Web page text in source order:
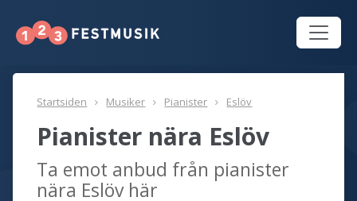
Startsiden Musiker Pianister Eslöv
Pianister nära Eslöv
Ta emot anbud från pianister
nära Eslöv här